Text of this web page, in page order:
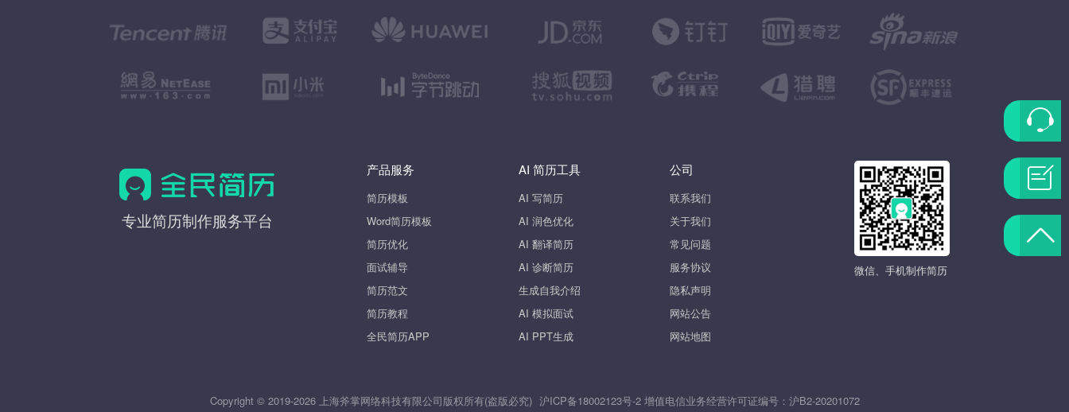
全
专业简历制作服务平台
产品服务
简历模板
Word简历模板
简历优化
面试辅导
简历范文
简历教程
全民简历APP
AI 简历工具
AI 写简历
AI 润色优化
AI 翻译简历
AI 诊断简历
生成自我介绍
AI 模拟面试
AI PPT生成
公司
联系我们
关于我们
常见问题
服务协议
隐私声明
网站公告
网站地图
微信、手机制作简历
Copyright © 2019-2026 上海斧掌网络科技有限公司版权所有(盗版必究) 沪ICP备18002123号-2增值电信业务经营许可证编号： 沪B2-20201072
联
系
客
服
题
反
返